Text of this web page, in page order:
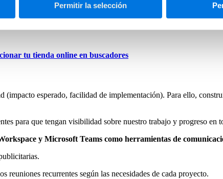
Permitir la selección
tu tienda online en buscadores
(impacto esperado, facilidad de implementación). Para ello,
para que tengan visibilidad sobre nuestro trabajo y progreso en
y Microsoft Teams como herramientas de
recurrentes según las necesidades de cada proyecto.